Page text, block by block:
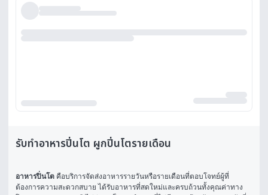
รับทำอาหารปิ่นโต ผูกปิ่นโตรายเดือน
อาหารปิ่นโต คือบริการจัดส่งอาหารรายวันหรือรายเดือนที่ตอบโจทย์ผู้ที่
ต้องการความสะดวกสบาย ได้รับอาหารที่สดใหม่และครบถ้วนทั้งคุณค่าทาง